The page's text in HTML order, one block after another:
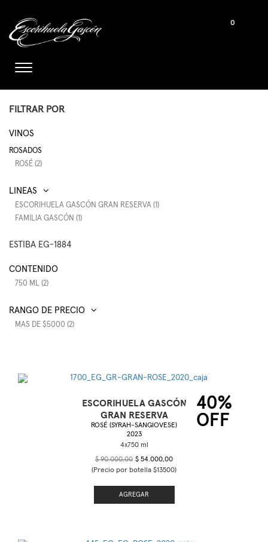
0
FILTRAR POR
VINOS
ROSADOS
ROSÉ (2)
ESCORIHUELA GASCÓN GRAN RESERVA (1)
FAMILIA GASCÓN (1)
ESTIBA EG-1884
CONTENIDO
750 ML (2)
RANGO DE PRECIO
MAS DE $5000 (2)
40%
OFF
ESCORIHUELA GASCÓN
GRAN RESERVA
ROSÉ (SYRAH-SANGIOVESE)
2023
$ 90.000,00 $ 54.000,00
(Precio por botella $13500)
AGREGAR